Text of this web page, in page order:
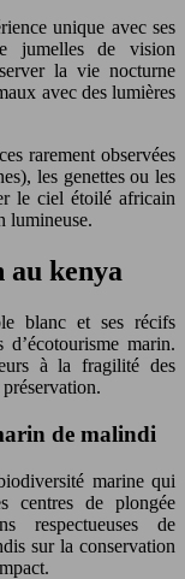
unique avec ses
jumelles de vision
la vie nocturne
avec des lumières
rarement observées
les genettes ou les
le ciel étoilé africain
lumineuse.
au kenya
blanc et ses récifs
marin.
à la fragilité des
de malindi
marine qui
centres de plongée
respectueuses de
sur la conservation